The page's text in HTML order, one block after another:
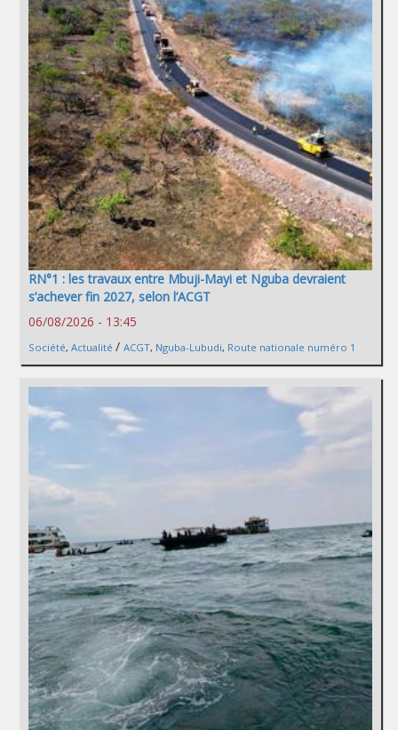
RN°1 : les travaux entre Mbuji-Mayi et Nguba devraient
s’achever fin 2027, selon l’ACGT
06/08/2026 - 13:45
Société, Actualité / ACGT, Nguba-Lubudi, Route nationale numéro 1